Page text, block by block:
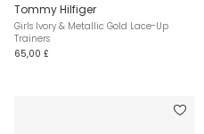
Tommy Hilfiger
Girls Ivory & Metallic Gold Lace-Up
Trainers
65,00 £